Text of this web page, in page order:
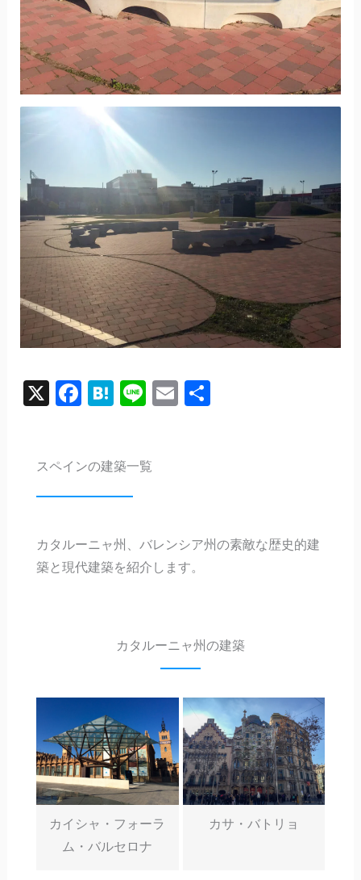
FacebookEmail
Line
Hatena
X
共
スペインの建築一覧
カタルーニャ州、バレンシア州の素敵な歴史的建
築と現代建築を紹介します。
カタルーニャ州の建築
カイシャ・フォーラ
ム・バルセロナ
カサ・バトリョ